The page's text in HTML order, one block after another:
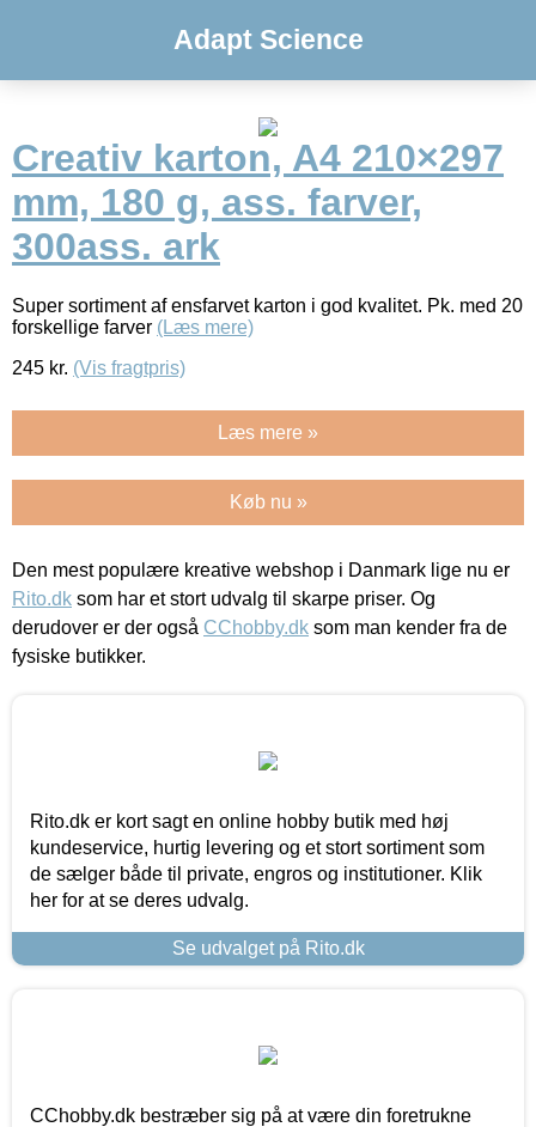
Adapt Science
Creativ karton, A4 210×297
mm, 180 g, ass. farver,
300ass. ark
Super sortiment af ensfarvet karton i god kvalitet. Pk. med 20
forskellige farver (Læs mere)
245 kr. (Vis fragtpris)
Læs mere »
Køb nu »
Den mest populære kreative webshop i Danmark lige nu er
Rito.dk som har et stort udvalg til skarpe priser. Og
derudover er der også CChobby.dk som man kender fra de
fysiske butikker.
Rito.dk er kort sagt en online hobby butik med høj
kundeservice, hurtig levering og et stort sortiment som
de sælger både til private, engros og institutioner. Klik
her for at se deres udvalg.
Se udvalget på Rito.dk
CChobby.dk bestræber sig på at være din foretrukne